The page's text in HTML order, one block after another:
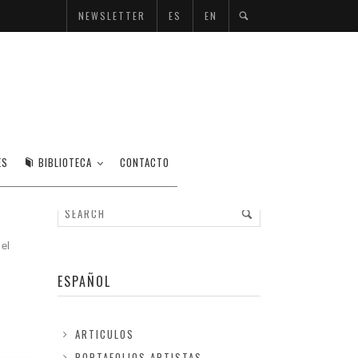
NEWSLETTER ES EN
BIBLIOTECA CONTACTO
ESPAÑOL
ARTICULOS